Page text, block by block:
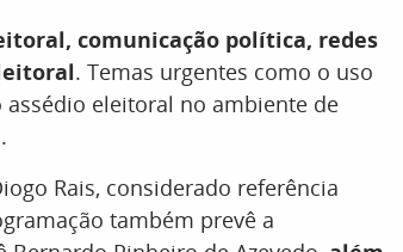
comunicação política, redes
. Temas urgentes como o uso
eleitoral no ambiente de
Rais, considerado referência
também prevê a